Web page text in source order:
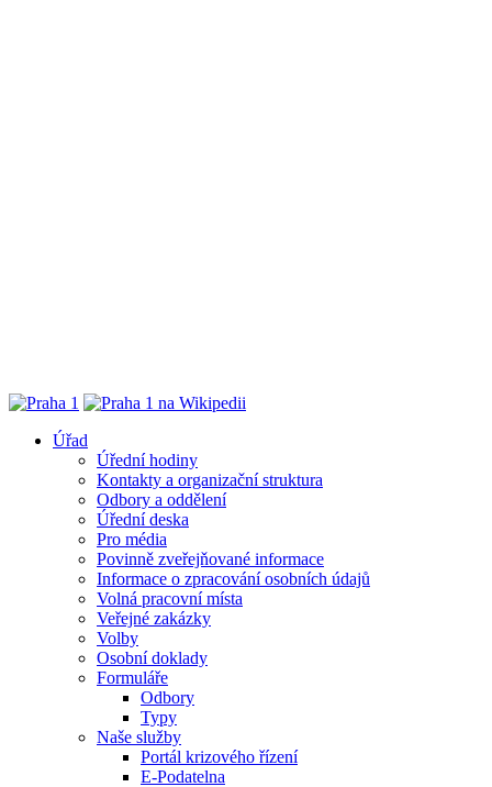
Úřad
Úřední hodiny
Kontakty a organizační struktura
Odbory a oddělení
Úřední deska
Pro média
Povinně zveřejňované informace
Informace o zpracování osobních údajů
Volná pracovní místa
Veřejné zakázky
Volby
Osobní doklady
Formuláře
Odbory
Typy
Naše služby
Portál krizového řízení
E-Podatelna